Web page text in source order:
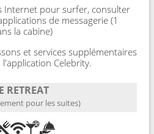
Internet pour surfer, consulter
de messagerie (1
la cabine)
et services supplémentaires
Celebrity.
RETREAT
pour les suites)